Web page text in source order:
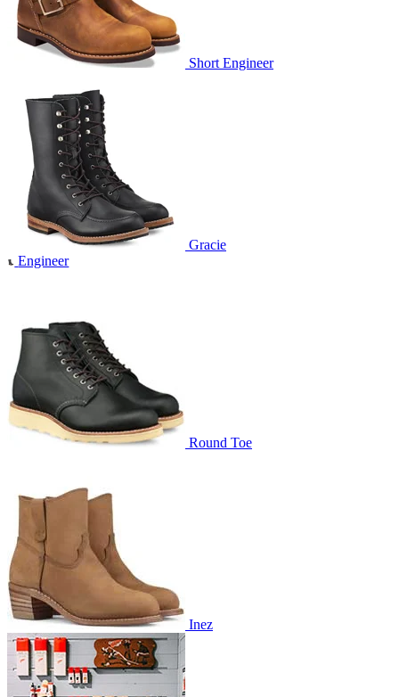
Short Engineer
Gracie
Engineer
Round Toe
Inez